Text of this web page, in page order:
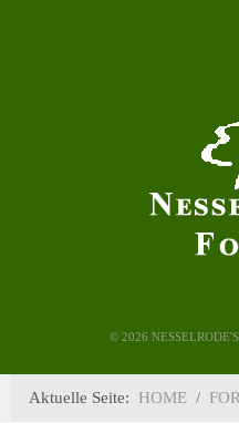
© 2026
Aktuelle Seite: HOME